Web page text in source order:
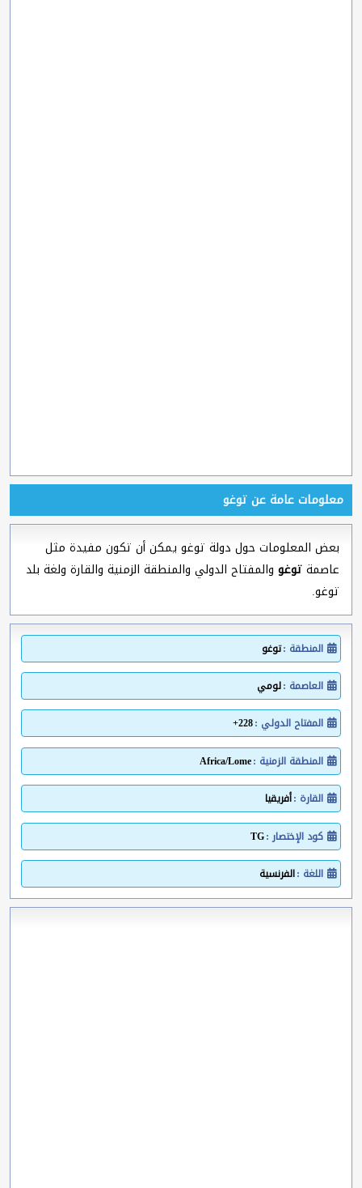
معلومات عامة عن توغو
بعض المعلومات حول دولة توغو يمكن أن تكون مفيدة مثل
عاصمةتوغو والمفتاح الدولي والمنطقة الزمنية والقارة ولغة بلد
توغو.
المنطقة :توغو
العاصمة :لومي
المفتاح الدولي :228+
المنطقة الزمنية :Africa/Lome
القارة :أفريقيا
كود الإختصار :TG
اللغة :الفرنسية